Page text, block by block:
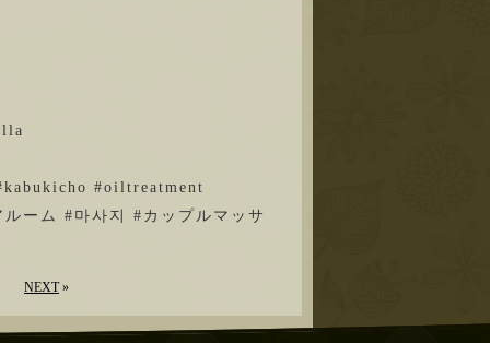
#oiltreatment
ーム #마사지 #カップルマッサ
NEXT»